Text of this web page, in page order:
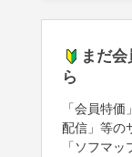
まだ
ら
「会員特
配信」等の
「ソフマ